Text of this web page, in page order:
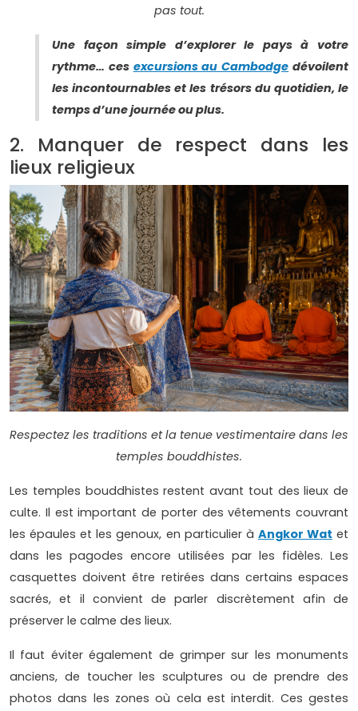
pas tout.
Une façon simple d’explorer le pays à votre
rythme… ces excursions au Cambodge dévoilent
les incontournables et les trésors du quotidien, le
temps d’une journée ou plus.
2. Manquer de respect dans les
lieux religieux
Respectez les traditions et la tenue vestimentaire dans les
temples bouddhistes.
Les temples bouddhistes restent avant tout des lieux de
culte. Il est important de porter des vêtements couvrant
les épaules et les genoux, en particulier à Angkor Wat et
dans les pagodes encore utilisées par les fidèles. Les
casquettes doivent être retirées dans certains espaces
sacrés, et il convient de parler discrètement afin de
préserver le calme des lieux.
Il faut éviter également de grimper sur les monuments
anciens, de toucher les sculptures ou de prendre des
photos dans les zones où cela est interdit. Ces gestes